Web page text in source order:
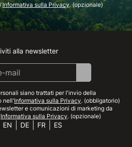
Informativa sulla Privacy. (opzionale)
Instagram
Facebook
Linkedin
Youtube
alla newsletter
siano trattati per l'invio della
nell'Informativa sulla Privacy. (obbligatorio)
e comunicazioni di marketing da
Informativa sulla Privacy. (opzionale)
EN DE FR ES